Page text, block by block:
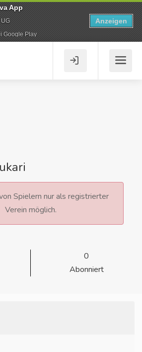
Spielern nur als registrierter
Verein möglich.
0
Abonniert
App
Google Play
Anzeigen